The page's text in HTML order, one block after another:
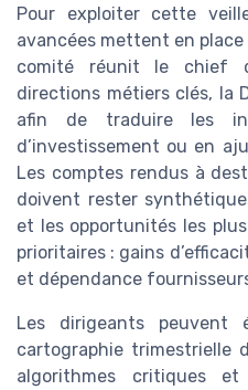
Pour exploiter cette
avancées mettent en
comité réunit le chief
directions métiers clés, la
afin de traduire les
d’investissement ou en
Les comptes rendus à
doivent rester
et les opportunités les
prioritaires : gains
et dépendance
Les dirigeants peuvent
cartographie trimestrielle
algorithmes critiques